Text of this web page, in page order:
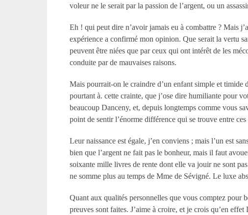
voleur ne le serait par la passion de l’argent, ou un
Eh ! qui peut dire n’avoir jamais eu à combattre ? Mais
expérience a confirmé mon opinion. Que serait la vertu
peuvent être niées que par ceux qui ont intérêt de les
conduite par de mauvaises raisons.
Mais pourrait-on le craindre d’un enfant simple et timide
pourtant à. cette crainte, que j’ose dire humiliante pour
beaucoup Danceny, et, depuis longtemps comme vous
point de sentir l’énorme différence qui se trouve entre
Leur naissance est égale, j’en conviens ; mais l’un est
bien que l’argent ne fait pas le bonheur, mais il faut
soixante mille livres de rente dont elle va jouir ne sont
ne somme plus au temps de Mme de Sévigné. Le luxe
Quant aux qualités personnelles que vous comptez pour
preuves sont faites. J’aime à croire, et je crois qu’en